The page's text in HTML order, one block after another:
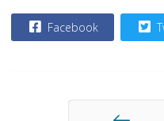
Facebook